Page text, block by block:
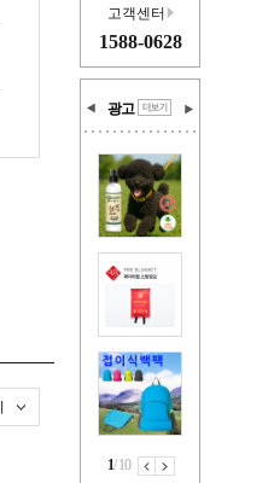
고객센터
1588-0628
광고
1/10